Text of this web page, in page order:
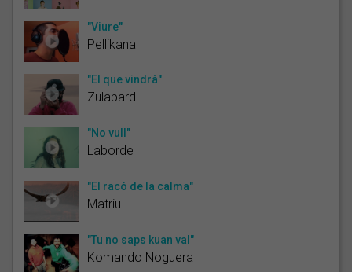
"Viure"
Pellikana
"El que vindrà"
Zulabard
"No vull"
Laborde
"El racó de la calma"
Matriu
"Tu no saps kuan val"
Komando Noguera